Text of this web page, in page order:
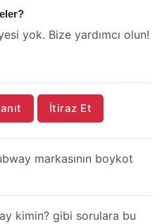
yok. Bize yardımcı olun!
İtiraz Et
markasının boykot
kimin? gibi sorulara bu